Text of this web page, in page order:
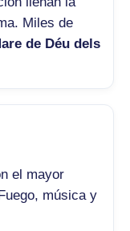
Miles de
de Déu dels
el mayor
música y